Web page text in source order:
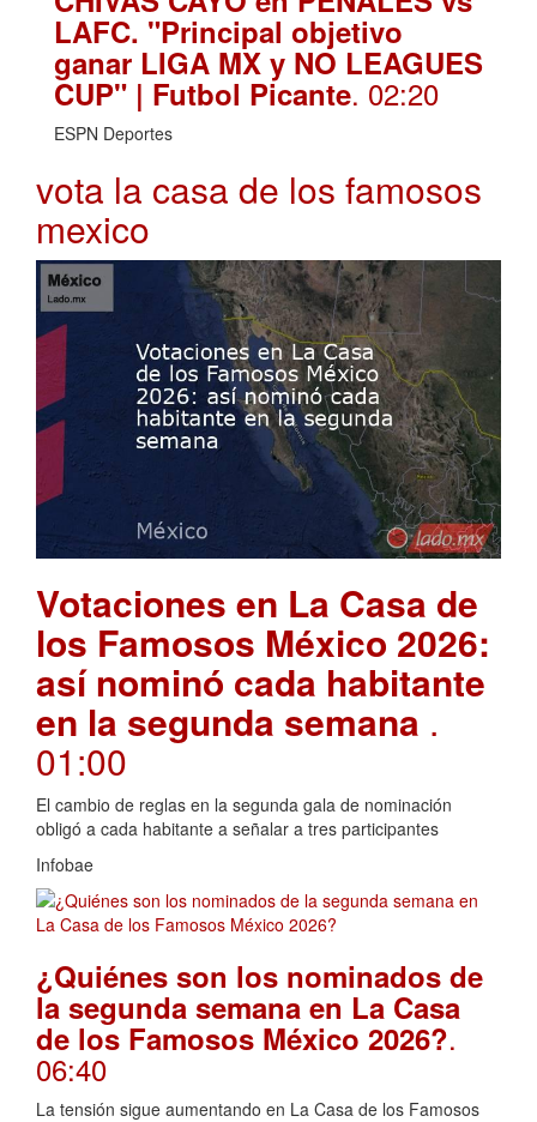
LAFC. "Principal objetivo
ganar LIGA MX y NO LEAGUES
CUP" | Futbol Picante. 02:20
ESPN Deportes
vota la casa de los famosos
mexico
Votaciones en La Casa de
los Famosos México 2026:
así nominó cada habitante
en la segunda semana .
01:00
El cambio de reglas en la segunda gala de nominación
obligó a cada habitante a señalar a tres participantes
Infobae
¿Quiénes son los nominados de
la segunda semana en La Casa
de los Famosos México 2026?.
06:40
La tensión sigue aumentando en La Casa de los Famosos